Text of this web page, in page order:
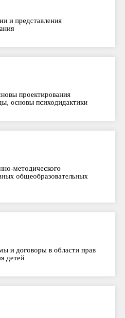
и представления
проектирования
основы психодидактики
методического
общеобразовательных
и договоры в области прав
детей